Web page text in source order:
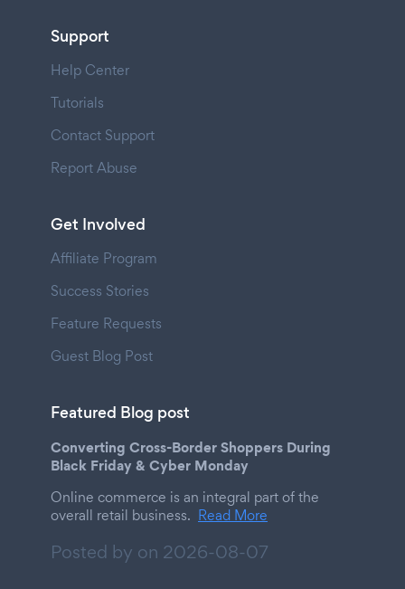
Support
Help Center
Tutorials
Contact Support
Report Abuse
Get Involved
Affiliate Program
Success Stories
Feature Requests
Guest Blog Post
Featured Blog post
Converting Cross-Border Shoppers During
Black Friday & Cyber Monday
Online commerce is an integral part of the
overall retail business. Read More
Posted by on 2026-08-07